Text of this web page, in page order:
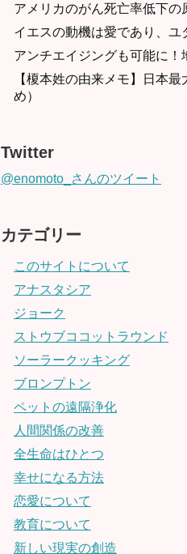
アメリカのがん死亡率低下
イエスの動機は愛であり、ユ
アンチエイジングも可能に
【榎本姓の由来メモ】日本
め）
Twitter
@enomoto_さんのツイート
カテゴリー
このサイトについて
アナスタシア
ジョーク
ストウブココットラウンド
ソーラークッキング
ブロンプトン
ペットの遠隔浄化
人間関係の改善
全生命はひとつ
幸せになる方法
恋愛について
教育について
新しい現実の創造